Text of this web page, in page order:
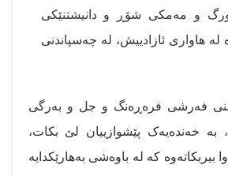
ورگ و مەمکی شۆڕ و دانیشتنێکی
هاواری ئازادییش، لە چەسپاندنی
فەرشی فرەڕەنگ و جل و بەرگی
خەندەیەک پێشوازییان لێ بکات،
کە لە باوەشی بەهارێکدایە